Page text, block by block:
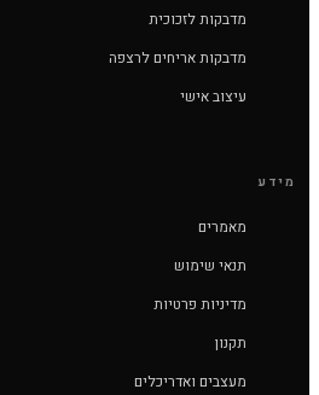
מדבקות לזכוכית
מדבקות אריחים לרצפה
עיצוב אישי
מידע
מאמרים
תנאי שימוש
מדיניות פרטיות
תקנון
מעצבים ואדריכלים